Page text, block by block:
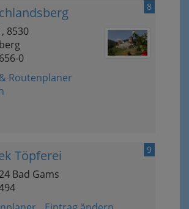
8
8530
0
Routenplaner
9
Töpferei
Bad Gams